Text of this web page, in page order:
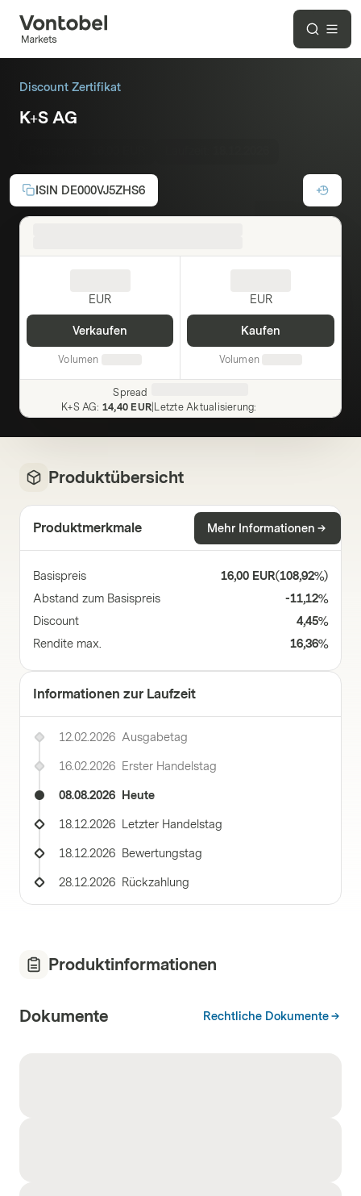
Discount Zertifikat
K+S AG
ISIN DE000VJ5ZHS6
EUR
Verkaufen
Volumen
EUR
Kaufen
Volumen
Spread
K+S AG: 14,40 EUR Letzte Aktualisierung:
Produktübersicht
Produktmerkmale Mehr Informationen
Basispreis 16,00 EUR(108,92%)
Abstand zum Basispreis
-11,12%
Discount
4,45%
Rendite max.
16,36%
Informationen zur Laufzeit
12.02.2026 Ausgabetag
16.02.2026 Erster Handelstag
08.08.2026 Heute
18.12.2026 Letzter Handelstag
18.12.2026 Bewertungstag
28.12.2026 Rückzahlung
Produktinformationen
Dokumente Rechtliche Dokumente